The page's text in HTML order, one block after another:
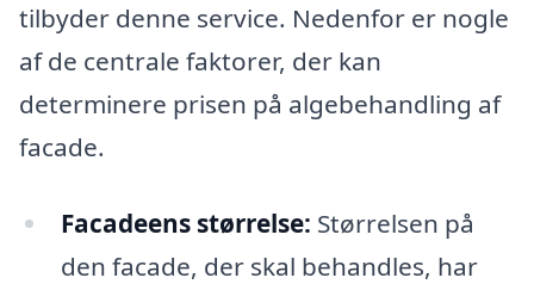
tilbyder denne service. Nedenfor er nogle
af de centrale faktorer, der kan
determinere prisen på algebehandling af
facade.
Facadeens størrelse: Størrelsen på
den facade, der skal behandles, har